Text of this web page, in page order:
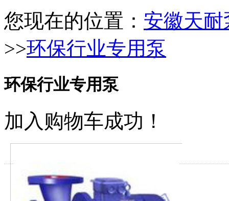
您现在的位置： 安徽天
>>环保行业专用泵
环保行业专用泵
加入购物车成功！